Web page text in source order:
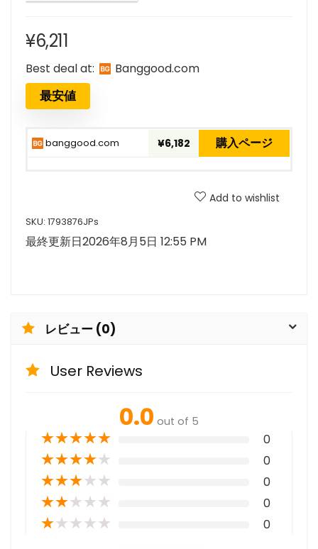
¥6,211
Best deal at: banggood.com
最安値
banggood.com ¥6,182 購入ページ
Add to wishlist
SKU: 1793876JPs
最終更新日2026年8月5日 12:55 PM
レビュー (0)
User Reviews
0.0 out of 5
★★★★★ 0
★★★★★ 0
★★★★★ 0
★★★★★ 0
★★★★★ 0